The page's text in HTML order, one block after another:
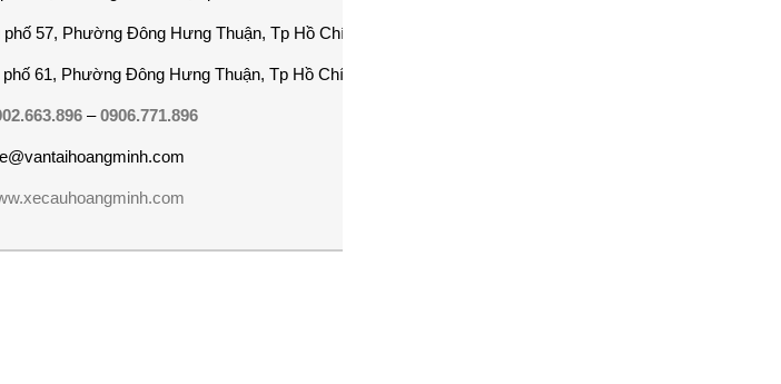
57, Phường Đông Hưng Thuận, Tp Hồ Chí Minh
61, Phường Đông Hưng Thuận, Tp Hồ Chí Minh
–0906.771.896